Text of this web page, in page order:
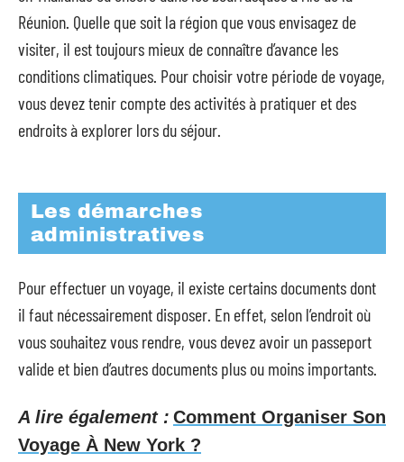
Réunion. Quelle que soit la région que vous envisagez de
visiter, il est toujours mieux de connaître d’avance les
conditions climatiques. Pour choisir votre période de voyage,
vous devez tenir compte des activités à pratiquer et des
endroits à explorer lors du séjour.
Les démarches
administratives
Pour effectuer un voyage, il existe certains documents dont
il faut nécessairement disposer. En effet, selon l’endroit où
vous souhaitez vous rendre, vous devez avoir un passeport
valide et bien d’autres documents plus ou moins importants.
A lire également : Comment Organiser Son
Voyage À New York ?